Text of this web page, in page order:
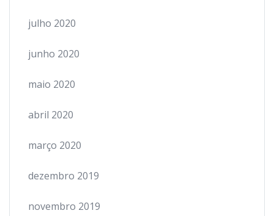
julho 2020
junho 2020
maio 2020
abril 2020
março 2020
dezembro 2019
novembro 2019